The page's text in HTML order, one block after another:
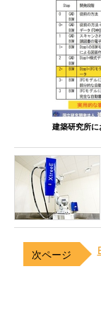
建築研究所